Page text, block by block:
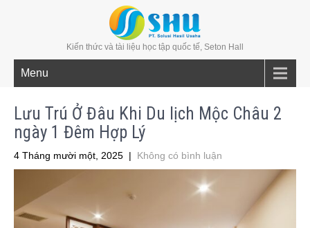
Kiến thức và tài liệu học tập quốc tế, Seton Hall
Menu
Lưu Trú Ở Đâu Khi Du lịch Mộc Châu 2
ngày 1 Đêm Hợp Lý
4 Tháng mười một, 2025 | Không có bình luận